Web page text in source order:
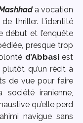
a vocation
thriller. L’identité
début et l’enquête
presque trop
d’Abbasiest
qu’un récit à
de vue pour faire
iranienne,
qu’elle perd
navigue sans